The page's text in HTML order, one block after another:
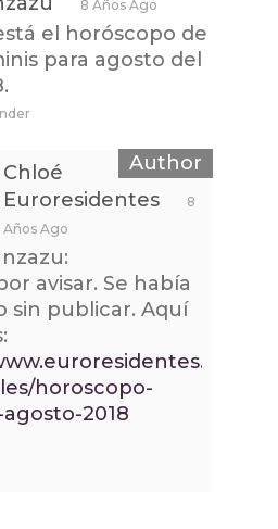
8 Años Ago
el horóscopo de
para agosto del
Chloé
Euroresidentes
8
Años Ago
avisar. Se había
sin publicar. Aquí
horoscopo-
2018